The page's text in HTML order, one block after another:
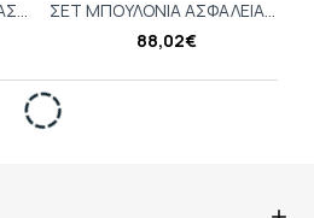
ΑΙΣΘΗΤΗΡΑΣ ΠΙΕΣΗΣ ΕΛΑΣΤΙΚΟΥ OPEL MOKKA (M/L)
ΣΕΤ ΜΠΟΥΛΟΝΙΑ ΑΣΦΑΛΕΙΑΣ FORD FOCUS 2014'-19' - 1751660
88,02€